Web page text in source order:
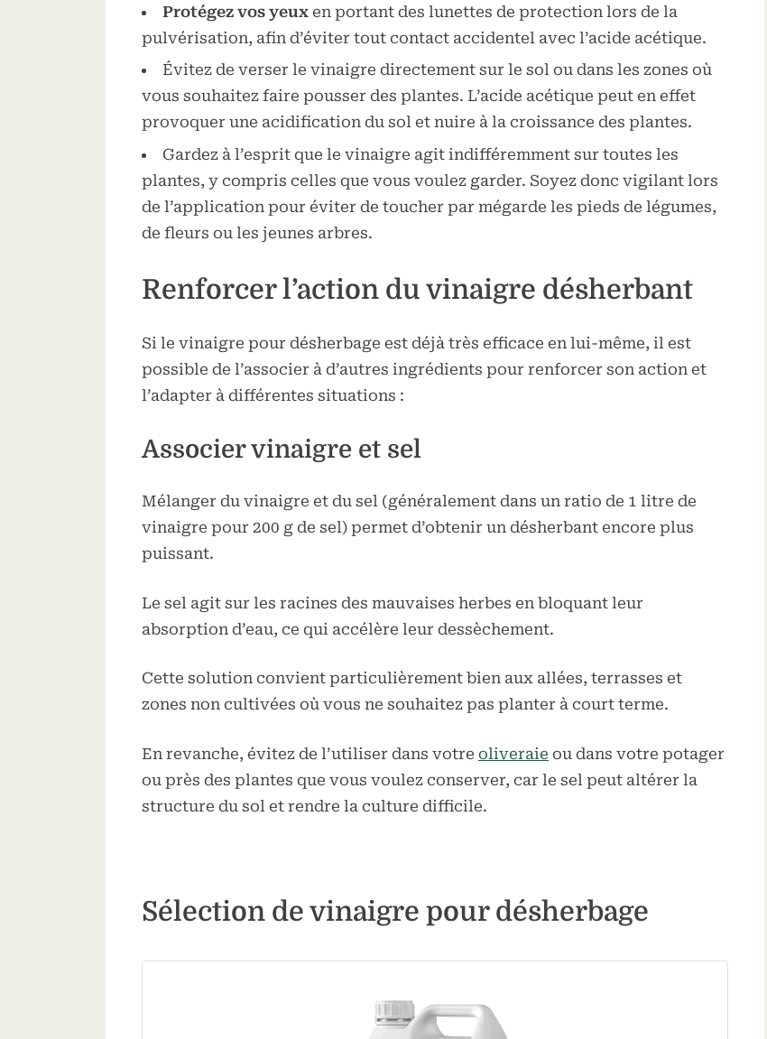
Protégez vos yeux en portant des lunettes de protection lors de la
pulvérisation, afin d’éviter tout contact accidentel avec l’acide acétique.
Évitez de verser le vinaigre directement sur le sol ou dans les zones où
vous souhaitez faire pousser des plantes. L’acide acétique peut en effet
provoquer une acidification du sol et nuire à la croissance des plantes.
Gardez à l’esprit que le vinaigre agit indifféremment sur toutes les
plantes, y compris celles que vous voulez garder. Soyez donc vigilant lors
de l’application pour éviter de toucher par mégarde les pieds de légumes,
de fleurs ou les jeunes arbres.
Renforcer l’action du vinaigre désherbant
Si le vinaigre pour désherbage est déjà très efficace en lui-même, il est
possible de l’associer à d’autres ingrédients pour renforcer son action et
l’adapter à différentes situations :
Associer vinaigre et sel
Mélanger du vinaigre et du sel (généralement dans un ratio de 1 litre de
vinaigre pour 200 g de sel) permet d’obtenir un désherbant encore plus
puissant.
Le sel agit sur les racines des mauvaises herbes en bloquant leur
absorption d’eau, ce qui accélère leur dessèchement.
Cette solution convient particulièrement bien aux allées, terrasses et
zones non cultivées où vous ne souhaitez pas planter à court terme.
En revanche, évitez de l’utiliser dans votre oliveraie ou dans votre potager
ou près des plantes que vous voulez conserver, car le sel peut altérer la
structure du sol et rendre la culture difficile.
Sélection de vinaigre pour désherbage